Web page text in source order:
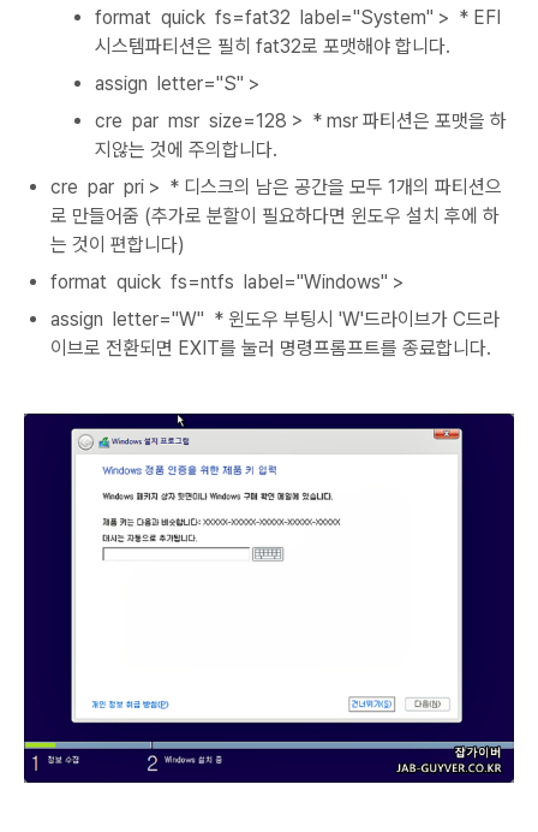
format quick fs=fat32 label="System" > * EFI
시스템파티션은 필히 fat32로 포맷해야 합니다.
assign letter="S" >
cre par msr size=128 > * msr 파티션은 포맷을 하
지않는 것에 주의합니다.
cre par pri > * 디스크의 남은 공간을 모두 1개의 파티션으
로 만들어줌 (추가로 분할이 필요하다면 윈도우 설치 후에 하
는 것이 편합니다)
format quick fs=ntfs label="Windows" >
​assign letter="W" * 윈도우 부팅시 'W'드라이브가 C드라
이브로 전환되면 EXIT를 눌러 명령프롬프트를 종료합니다.